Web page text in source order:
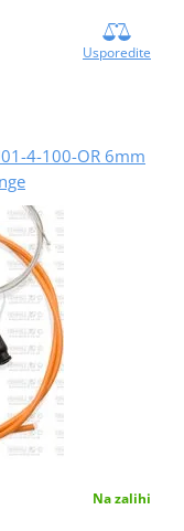
Usporedite
4-100-OR 6mm
Na zalihi